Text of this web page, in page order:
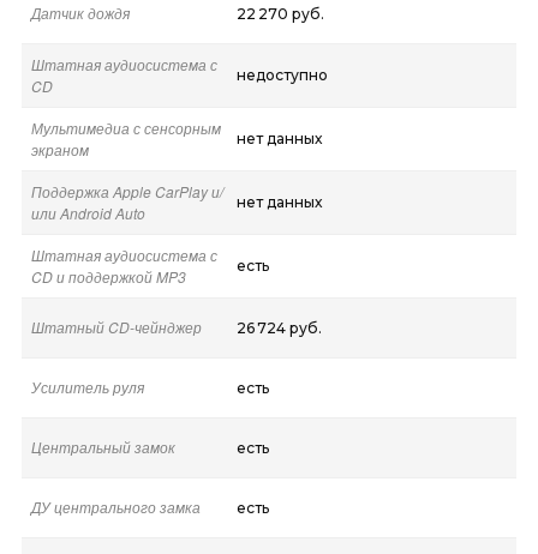
Датчик дождя 22 270 руб.
Штатная аудиосистема с
CD
недоступно
Мультимедиа с сенсорным
экраном
нет данных
Поддержка Apple CarPlay и/
или Android Auto
нет данных
Штатная аудиосистема с
CD и поддержкой MP3
есть
Штатный CD-чейнджер 26 724 руб.
Усилитель руля есть
Центральный замок есть
ДУ центрального замка есть